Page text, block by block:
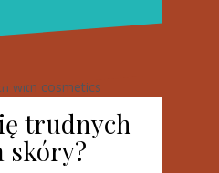
trudnych
skóry?